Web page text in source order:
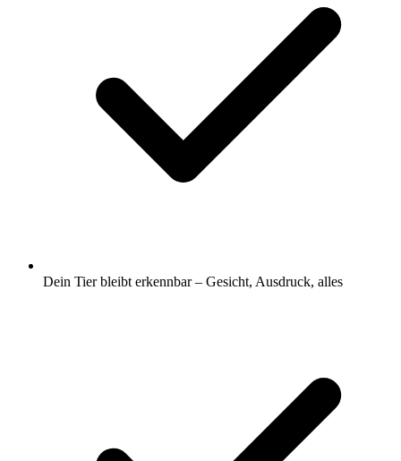
Dein Tier bleibt erkennbar – Gesicht, Ausdruck, alles